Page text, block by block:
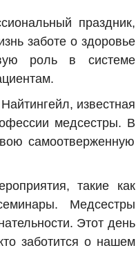
праздник,
заботе о здоровье
роль в системе
известная
медсестры. В
самоотверженную
такие как
Медсестры
Этот день
заботится о нашем